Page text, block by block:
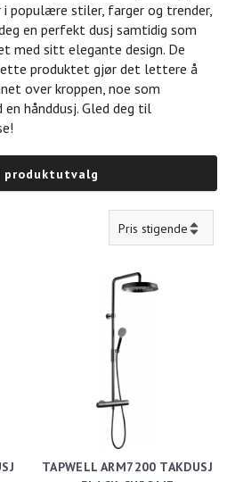
populære stiler, farger og trender,
en perfekt dusj samtidig som
med sitt elegante design. De
produktet gjør det lettere å
over kroppen, noe som
hånddusj. Gled deg til
TAPWELL ARM7200 TAKDUSJ